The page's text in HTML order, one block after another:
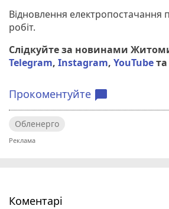
Відновлення електропостачання
робіт.
Слідкуйте за новинами
Telegram, Instagram, YouTubeта
Прокоментуйте chat_bubble
Обленерго
Коментарі